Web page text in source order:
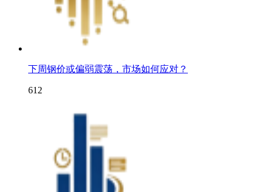
下周钢价或偏弱震荡，市场如何应对？
612